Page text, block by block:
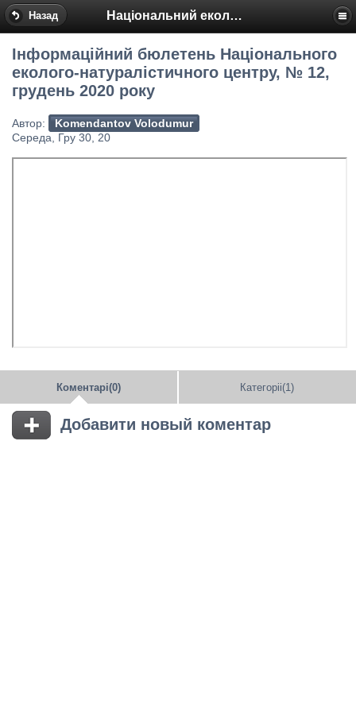
Назад Національний еколого-натуралістичний центр
Інформаційний бюлетень Національного
еколого-натуралістичного центру, № 12,
грудень 2020 року
Автор:
Komendantov Volodumur
Середа, Гру 30, 20
Коментарі(0) Категоріі(1)
Добавити новый коментар